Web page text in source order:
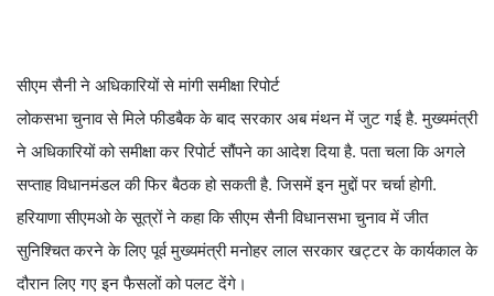
सीएम सैनी ने अधिकारियों से मांगी समीक्षा रिपोर्ट
लोकसभा चुनाव से मिले फीडबैक के बाद सरकार अब मंथन में जुट गई है. मुख्यमंत्री
ने अधिकारियों को समीक्षा कर रिपोर्ट सौंपने का आदेश दिया है. पता चला कि अगले
सप्ताह विधानमंडल की फिर बैठक हो सकती है. जिसमें इन मुद्दों पर चर्चा होगी.
हरियाणा सीएमओ के सूत्रों ने कहा कि सीएम सैनी विधानसभा चुनाव में जीत
सुनिश्चित करने के लिए पूर्व मुख्यमंत्री मनोहर लाल सरकार खट्टर के कार्यकाल के
दौरान लिए गए इन फैसलों को पलट देंगे।